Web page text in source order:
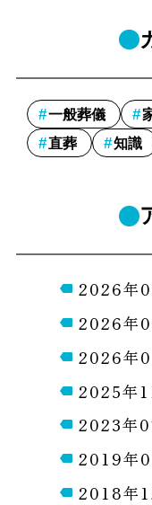
一般葬儀
直葬
知識
2026年
2026年
2026年
2025年
2023年
2019年
2018年